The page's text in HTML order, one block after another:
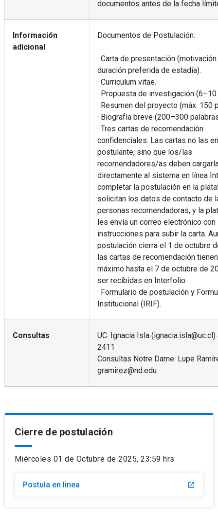
documentos antes de la fecha
Información
adicional
Documentos de Postulación:
· Carta de presentación (motivación
duración preferida de estadía).
· Curriculum vitae.
· Propuesta de investigación (6–10
· Resumen del proyecto (máx. 150
· Biografía breve (200–300
· Tres cartas de recomendación
confidenciales. Las cartas no las
postulante, sino que los/las
recomendadores/as deben
directamente al sistema en línea
completar la postulación en la
solicitan los datos de contacto de
personas recomendadoras, y la
les envía un correo electrónico con
instrucciones para subir la carta.
postulación cierra el 1 de octubre
las cartas de recomendación
máximo hasta el 7 de octubre de
ser recibidas en Interfolio.
· Formulario de postulación y
Institucional (IRIF).
Consultas
UC: Ignacia Isla (ignacia.isla@uc.cl)
2411
Consultas Notre Dame: Lupe
gramirez@nd.edu
Cierre de postulación
Miércoles 01 de Octubre de 2025, 23:59 hrs
Postula en linea launch